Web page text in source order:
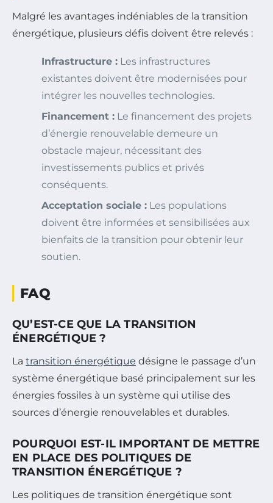
Malgré les avantages indéniables de la transition
énergétique, plusieurs défis doivent être relevés :
Infrastructure : Les infrastructures
existantes doivent être modernisées pour
intégrer les nouvelles technologies.
Financement : Le financement des projets
d’énergie renouvelable demeure un
obstacle majeur, nécessitant des
investissements publics et privés
conséquents.
Acceptation sociale : Les populations
doivent être informées et sensibilisées aux
bienfaits de la transition pour obtenir leur
soutien.
FAQ
QU’EST-CE QUE LA TRANSITION
ÉNERGÉTIQUE ?
La transition énergétique désigne le passage d’un
système énergétique basé principalement sur les
énergies fossiles à un système qui utilise des
sources d’énergie renouvelables et durables.
POURQUOI EST-IL IMPORTANT DE METTRE
EN PLACE DES POLITIQUES DE
TRANSITION ÉNERGÉTIQUE ?
Les politiques de transition énergétique sont